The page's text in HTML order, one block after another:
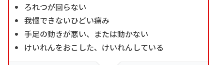
ろれつが回らない
我慢できないひどい痛み
手足の動きが悪い、または動かない
けいれんをおこした、けいれんしている